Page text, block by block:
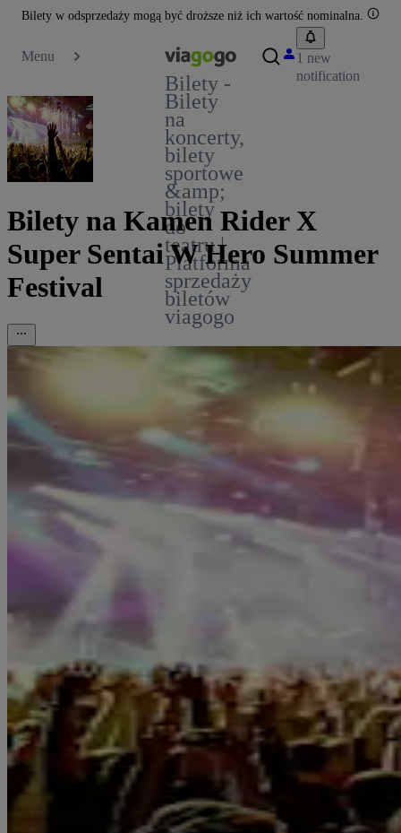
Bilety w odsprzedaży mogą być droższe niż ich wartość nominalna.
Menu
Bilety -
Bilety
na
koncerty,
bilety
sportowe
&amp;
bilety
do
teatru |
Platforma
sprzedaży
biletów
viagogo
1 new
notification
Bilety na Kamen Rider X
Super Sentai W Hero Summer
Festival